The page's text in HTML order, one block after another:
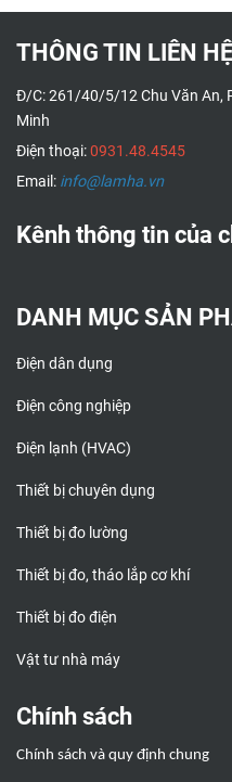
THÔNG TIN LIÊN HỆ
Đ/C: 261/40/5/12 Chu Văn An,
Minh
Điện thoại:0931.48.4545
Email: info@lamha.vn
Kênh thông tin của
DANH MỤC SẢN
Điện dân dụng
Điện công nghiệp
Điện lạnh (HVAC)
Thiết bị chuyên dụng
Thiết bị đo lường
Thiết bị đo, tháo lắp cơ khí
Thiết bị đo điện
Vật tư nhà máy
Chính sách
Chính sách và quy định chung